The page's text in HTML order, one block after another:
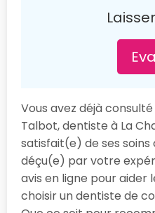
Vous avez déjà
Talbot, dentiste à La
satisfait(e) de ses soins
déçu(e) par votre
avis en ligne pour aider
choisir un dentiste de